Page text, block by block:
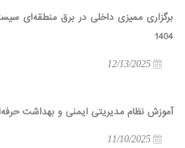
1404
آموزش نظام مدیریتی ایمنی و بهداشت